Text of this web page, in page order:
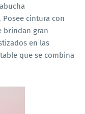
cintura con
brindan gran
en las
que se combina